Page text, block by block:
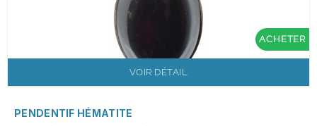
ACHETER
VOIR DÉTAIL
PENDENTIF HÉMATITE